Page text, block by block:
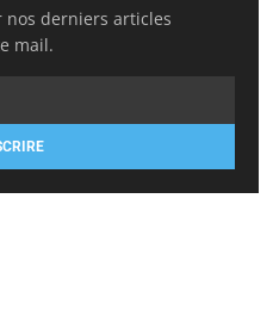
nos derniers articles
mail.